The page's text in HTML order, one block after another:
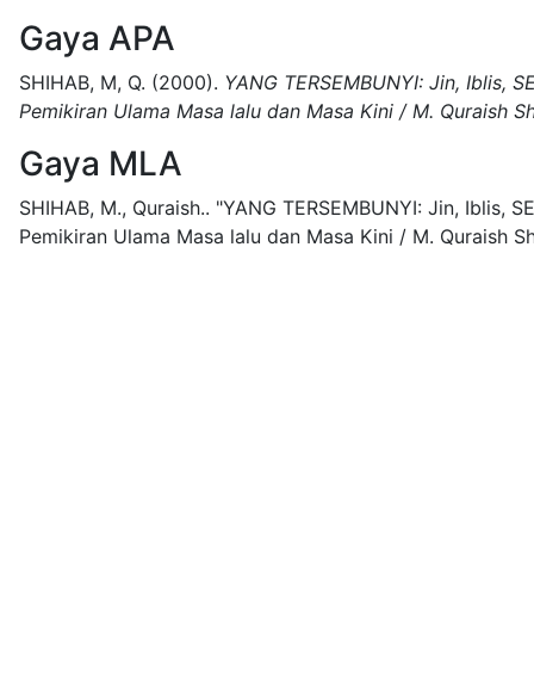
Gaya APA
SHIHAB, M, Q. (2000). YANG TERSEMBUNYI: Jin, Iblis,
Pemikiran Ulama Masa lalu dan Masa Kini / M. Quraish
Gaya MLA
SHIHAB, M., Quraish.. "YANG TERSEMBUNYI: Jin, Iblis,
Pemikiran Ulama Masa lalu dan Masa Kini / M. Quraish